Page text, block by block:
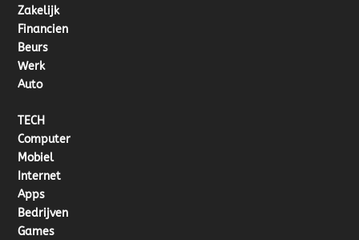
Zakelijk
Financien
Beurs
Werk
Auto
TECH
Computer
Mobiel
Internet
Apps
Bedrijven
Games